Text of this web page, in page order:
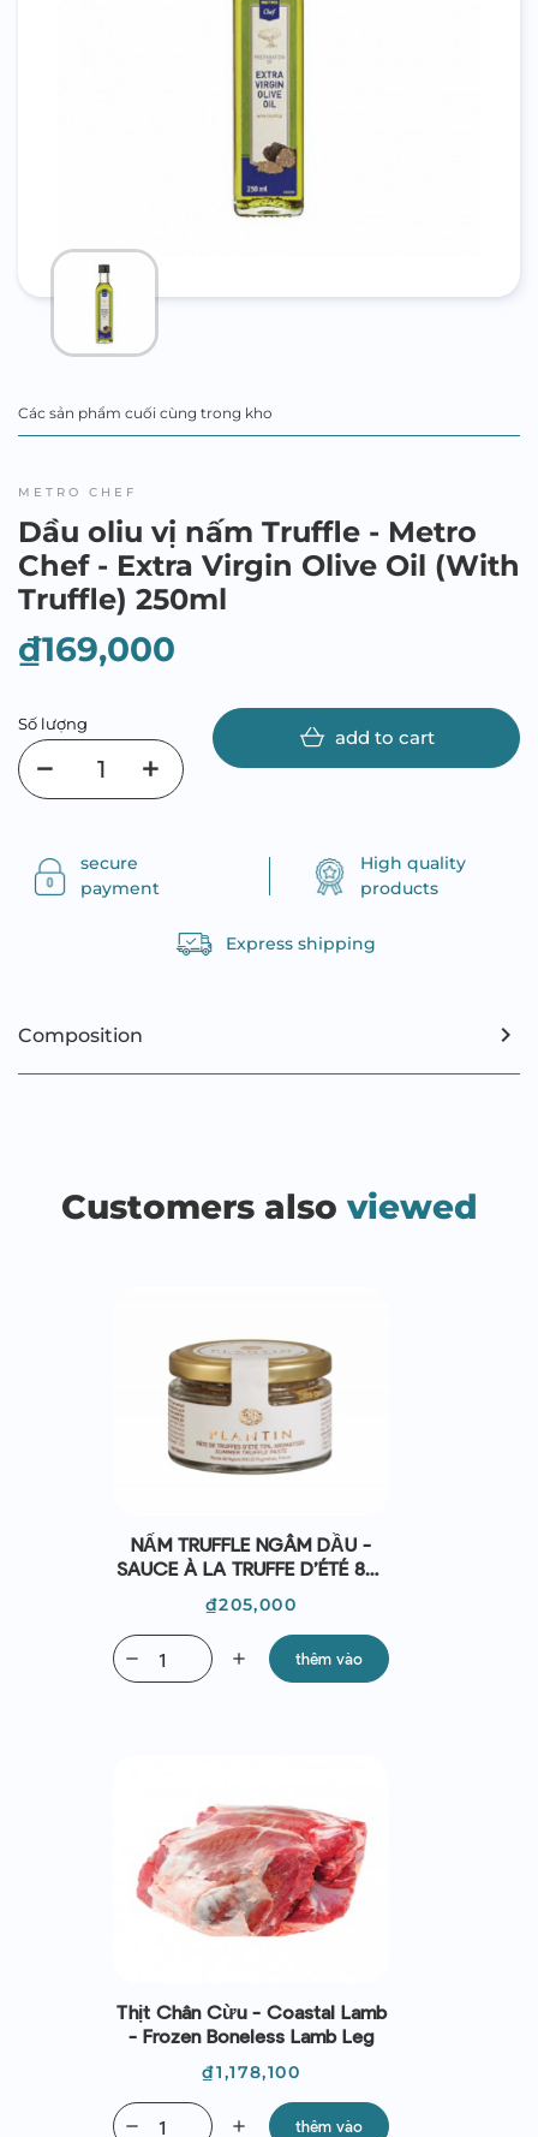
Các sản phẩm cuối cùng trong kho
METRO CHEF
Dầu oliu vị nấm Truffle - Metro
Chef - Extra Virgin Olive Oil (With
Truffle) 250ml
₫169,000
Số lượng
add to cart
secure
payment
High quality
products
Express shipping
Composition
Customers also viewed
NẤM TRUFFLE NGÂM DẦU -
SAUCE À LA TRUFFE D’ÉTÉ 8%,
AROMATISÉE 40G - PLANTIN
Giá
₫205,000
add
remove thêm vào
Thịt Chân Cừu - Coastal Lamb
- Frozen Boneless Lamb Leg
Giá
₫1,178,100
add
remove thêm vào